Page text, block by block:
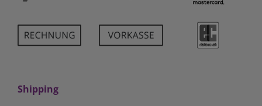
Shipping